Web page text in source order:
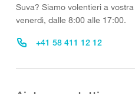
Suva? Siamo volentieri a
venerdì, dalle 8:00 alle 17:00.
+41 58 411 12 12